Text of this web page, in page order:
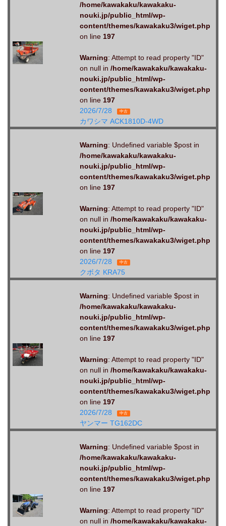
/home/kawakaku/kawakaku-
nouki.jp/public_html/wp-
content/themes/kawakaku3/wiget.php
on line 197
Warning: Attempt to read property "ID"
on null in /home/kawakaku/kawakaku-
nouki.jp/public_html/wp-
content/themes/kawakaku3/wiget.php
on line 197
2026/7/28
中古
カワシマ ACK1810D-4WD
Warning: Undefined variable $post in
/home/kawakaku/kawakaku-
nouki.jp/public_html/wp-
content/themes/kawakaku3/wiget.php
on line 197
Warning: Attempt to read property "ID"
on null in /home/kawakaku/kawakaku-
nouki.jp/public_html/wp-
content/themes/kawakaku3/wiget.php
on line 197
2026/7/28
中古
クボタ KRA75
Warning: Undefined variable $post in
/home/kawakaku/kawakaku-
nouki.jp/public_html/wp-
content/themes/kawakaku3/wiget.php
on line 197
Warning: Attempt to read property "ID"
on null in /home/kawakaku/kawakaku-
nouki.jp/public_html/wp-
content/themes/kawakaku3/wiget.php
on line 197
2026/7/28
中古
ヤンマー TG162DC
Warning: Undefined variable $post in
/home/kawakaku/kawakaku-
nouki.jp/public_html/wp-
content/themes/kawakaku3/wiget.php
on line 197
Warning: Attempt to read property "ID"
on null in /home/kawakaku/kawakaku-